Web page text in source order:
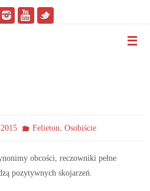
Felieton, Osobiście
obcości, reczowniki pełne
pozytywnych skojarzeń.